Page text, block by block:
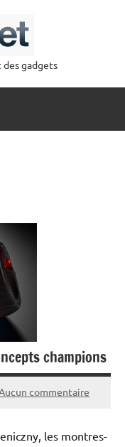
gadgets
champions
commentaire
les montres-